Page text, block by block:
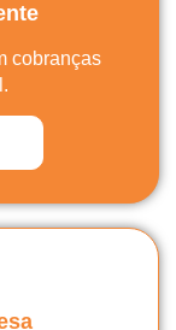
cobranças